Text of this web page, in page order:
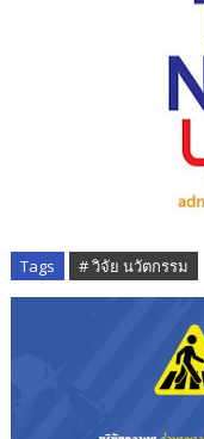
Tags # วิจัย นวัตกรรม